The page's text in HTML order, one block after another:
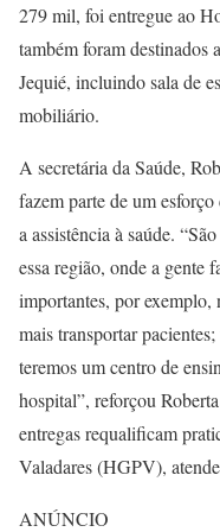
279 mil, foi entregue ao
também foram destinados
Jequié, incluindo sala de
mobiliário.
A secretária da Saúde,
fazem parte de um
a assistência à saúde.
essa região, onde a gente
importantes, por exemplo,
mais transportar
teremos um centro de
hospital”, reforçou
entregas requalificam
Valadares (HGPV),
ANÚNCIO